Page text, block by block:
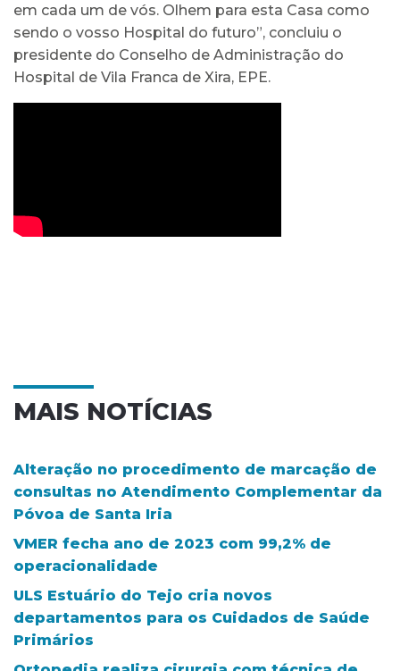
em cada um de vós. Olhem para esta Casa como
sendo o vosso Hospital do futuro”, concluiu o
presidente do Conselho de Administração do
Hospital de Vila Franca de Xira, EPE.
MAIS NOTÍCIAS
Alteração no procedimento de marcação de
consultas no Atendimento Complementar da
Póvoa de Santa Iria
VMER fecha ano de 2023 com 99,2% de
operacionalidade
ULS Estuário do Tejo cria novos
departamentos para os Cuidados de Saúde
Primários